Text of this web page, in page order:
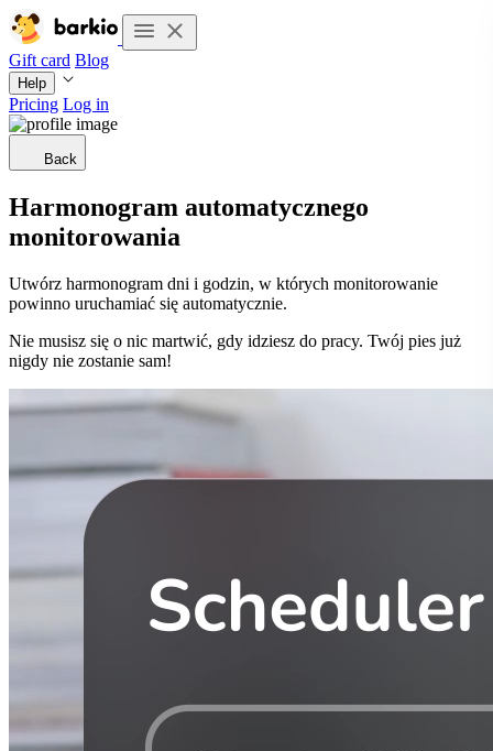
Gift card Blog
Help
Pricing Log in
Back
Harmonogram automatycznego
monitorowania
Utwórz harmonogram dni i godzin, w których monitorowanie
powinno uruchamiać się automatycznie.
Nie musisz się o nic martwić, gdy idziesz do pracy. Twój pies już
nigdy nie zostanie sam!